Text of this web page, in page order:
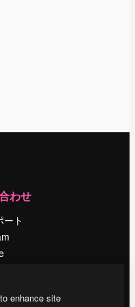
わせ
ート
enhance site